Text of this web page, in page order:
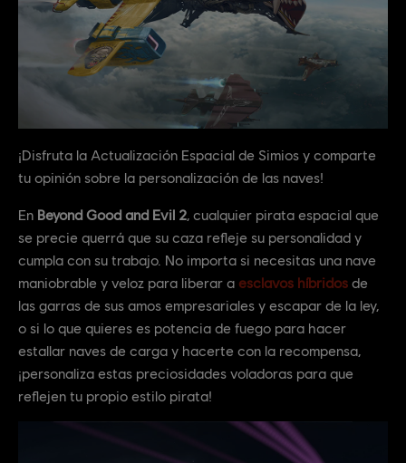
¡Disfruta la Actualización Espacial de Simios y comparte
tu opinión sobre la personalización de las naves!
En Beyond Good and Evil 2, cualquier pirata espacial que
se precie querrá que su caza refleje su personalidad y
cumpla con su trabajo. No importa si necesitas una nave
maniobrable y veloz para liberar a esclavos híbridos de
las garras de sus amos empresariales y escapar de la ley,
o si lo que quieres es potencia de fuego para hacer
estallar naves de carga y hacerte con la recompensa,
¡personaliza estas preciosidades voladoras para que
reflejen tu propio estilo pirata!